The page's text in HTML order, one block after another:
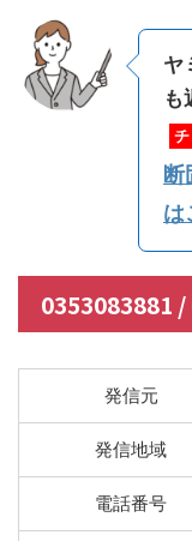
ヤ
も
は
0353083881
発信元
発信地域
電話番号